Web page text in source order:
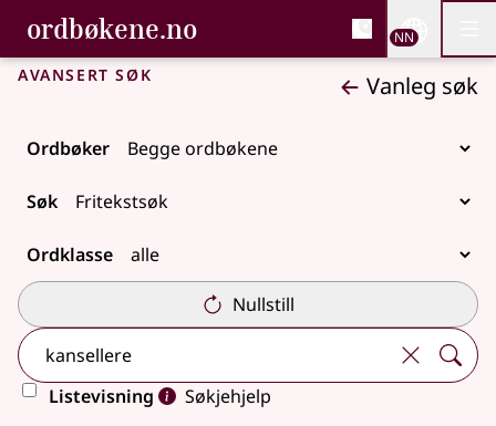
Gå til hovudinnhald
Tilgjenge
ordbøkene.no, Bokmålsordboka og
Bokmålsordboka og Nynorskordboka
NN
Avansert søk Vanleg søk
Ordbøker
Søk
Ordklasse
Nullstill
Listevisning
Søkjehjelp